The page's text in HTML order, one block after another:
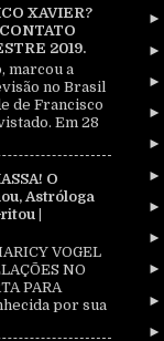
XAVIER?
2019.
marcou a
no Brasil
de Francisco
Em 28
O
Astróloga
|
VOGEL
NO
PARA
por sua
►
►
►
►
►
►
►
►
►
►
►